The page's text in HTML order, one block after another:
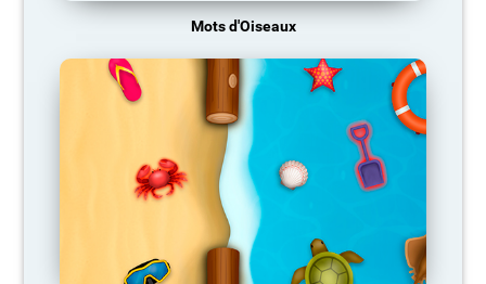
Mots d'Oiseaux